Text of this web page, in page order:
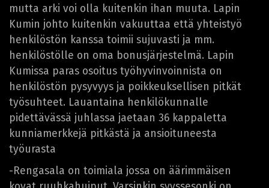
mutta arki voi olla kuitenkin ihan muuta. Lapin
Kumin johto kuitenkin vakuuttaa että yhteistyö
henkilöstön kanssa toimii sujuvasti ja mm.
henkilöstölle on oma bonusjärjestelmä. Lapin
Kumissa paras osoitus työhyvinvoinnista on
henkilöstön pysyvyys ja poikkeuksellisen pitkät
työsuhteet. Lauantaina henkilökunnalle
pidettävässä juhlassa jaetaan 36 kappaletta
kunniamerkkejä pitkästä ja ansioituneesta
työurasta
-Rengasala on toimiala jossa on äärimmäisen